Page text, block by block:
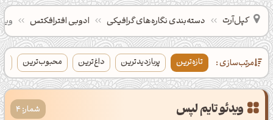
کپل‌آرت دسته‌بندی‌ نگاره‌های گرافیکی ادوبی افترافکتس
مرتب‌سازی : تازه‌ترین پربازدیدترین داغ‌ترین محبوب‌ترین
ویدئو تایم لپس شمار: 4